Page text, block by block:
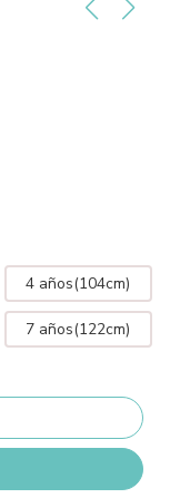
4 años(104cm)
7 años(122cm)